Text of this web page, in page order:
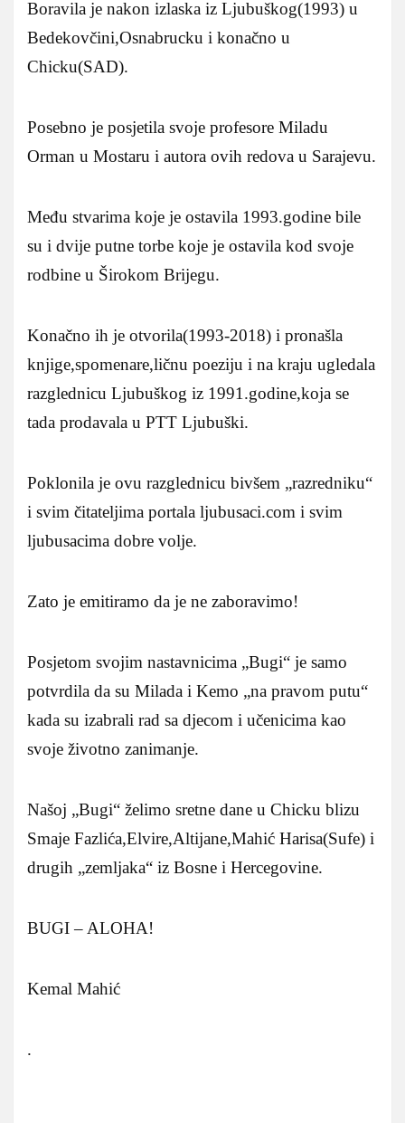
Boravila je nakon izlaska iz Ljubuškog(1993) u
Bedekovčini,Osnabrucku i konačno u
Chicku(SAD).
Posebno je posjetila svoje profesore Miladu
Orman u Mostaru i autora ovih redova u Sarajevu.
Među stvarima koje je ostavila 1993.godine bile
su i dvije putne torbe koje je ostavila kod svoje
rodbine u Širokom Brijegu.
Konačno ih je otvorila(1993-2018) i pronašla
knjige,spomenare,ličnu poeziju i na kraju ugledala
razglednicu Ljubuškog iz 1991.godine,koja se
tada prodavala u PTT Ljubuški.
Poklonila je ovu razglednicu bivšem „razredniku“
i svim čitateljima portala ljubusaci.com i svim
ljubusacima dobre volje.
Zato je emitiramo da je ne zaboravimo!
Posjetom svojim nastavnicima „Bugi“ je samo
potvrdila da su Milada i Kemo „na pravom putu“
kada su izabrali rad sa djecom i učenicima kao
svoje životno zanimanje.
Našoj „Bugi“ želimo sretne dane u Chicku blizu
Smaje Fazlića,Elvire,Altijane,Mahić Harisa(Sufe) i
drugih „zemljaka“ iz Bosne i Hercegovine.
BUGI – ALOHA!
Kemal Mahić
.